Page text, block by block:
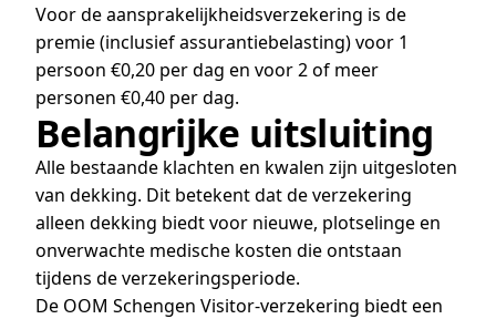
Voor de aansprakelijkheidsverzekering is de
premie (inclusief assurantiebelasting) voor 1
persoon €0,20 per dag en voor 2 of meer
personen €0,40 per dag.
Belangrijke uitsluiting
Alle bestaande klachten en kwalen zijn uitgesloten
van dekking. Dit betekent dat de verzekering
alleen dekking biedt voor nieuwe, plotselinge en
onverwachte medische kosten die ontstaan
tijdens de verzekeringsperiode.
De OOM Schengen Visitor-verzekering biedt een